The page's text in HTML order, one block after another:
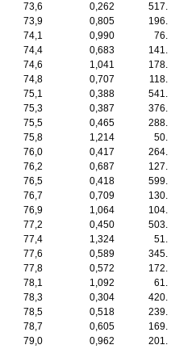
73,6 0,262
517.
73,9 0,805
196.
74,1 0,990
76.
74,4 0,683
141.
74,6 1,041
178.
74,8 0,707
118.
75,1 0,388
541.
75,3 0,387
376.
75,5 0,465
288.
75,8 1,214
50.
76,0 0,417
264.
76,2 0,687
127.
76,5 0,418
599.
76,7 0,709
130.
76,9 1,064
104.
77,2 0,450
503.
77,4 1,324
51.
77,6 0,589
345.
77,8 0,572
172.
78,1 1,092
61.
78,3 0,304
420.
78,5 0,518
239.
78,7 0,605
169.
79,0 0,962 201.